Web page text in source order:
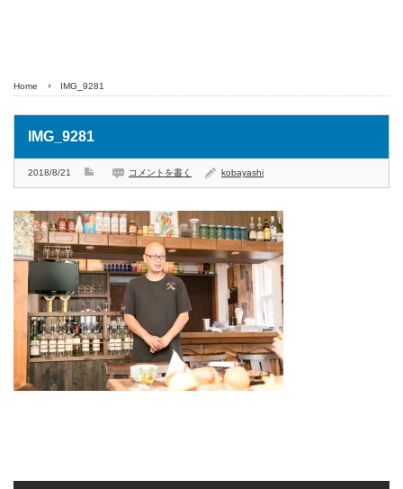
Home IMG_9281
IMG_9281
2018/8/21 コメントを書く kobayashi